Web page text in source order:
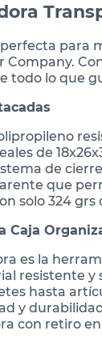
para
Company.
todo lo que
de
de
que
solo 324 grs
Caja
es la
resistente
hasta
y
con retiro